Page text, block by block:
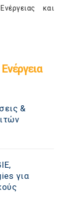
και
Ενέργεια
&
για